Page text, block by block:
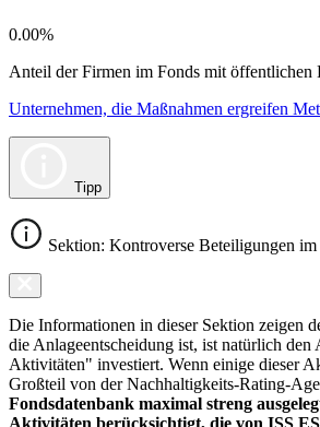
0.00%
Anteil der Firmen im Fonds mit öffentlichen
Unternehmen, die Maßnahmen ergreifen
Tipp
Sektion: Kontroverse Beteiligungen im
Die Informationen in dieser Sektion zeigen
die Anlageentscheidung ist, ist natürlich
Aktivitäten" investiert. Wenn einige dieser
Großteil von der Nachhaltigkeits-Rating-
Fondsdatenbank maximal streng
Aktivitäten berücksichtigt, die von ISS